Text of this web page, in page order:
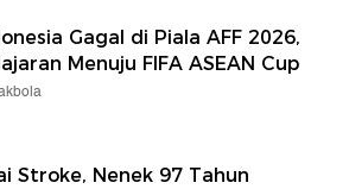
Gagal di Piala AFF 2026,
Menuju FIFA ASEAN Cup
Stroke, Nenek 97 Tahun